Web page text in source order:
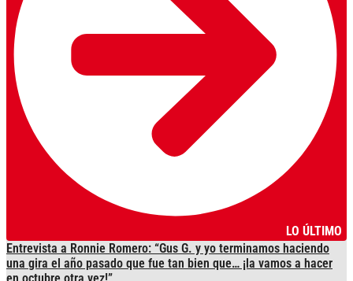
LO ÚLTIMO
Entrevista a Ronnie Romero: “Gus G. y yo terminamos haciendo
una gira el año pasado que fue tan bien que… ¡la vamos a hacer